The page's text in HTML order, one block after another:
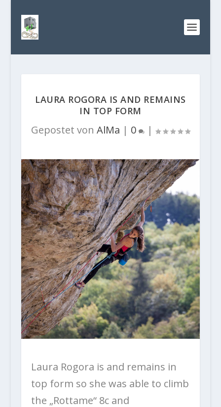
LAURA ROGORA IS AND REMAINS
IN TOP FORM
Gepostet von AlMa | 0 |
Laura Rogora is and remains in
top form so she was able to climb
the „Rottame“ 8c and